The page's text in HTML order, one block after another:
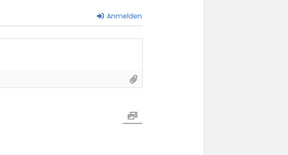
Anmelden